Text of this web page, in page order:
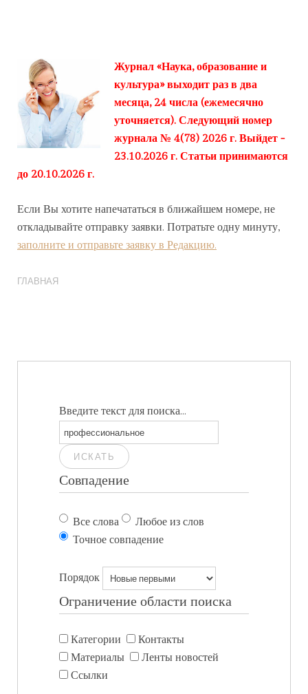
Журнал «Наука, образование и
культура» выходит раз в два
месяца, 24 числа (ежемесячно
уточняется). Следующий номер
журнала № 4(78) 2026 г. Выйдет -
23.10.2026 г. Статьи принимаются
до 20.10.2026 г.
Если Вы хотите напечататься в ближайшем номере, не
откладывайте отправку заявки. Потратьте одну минуту,
заполните и отправьте заявку в Редакцию.
ГЛАВНАЯ
Введите текст для поиска...
ИСКАТЬ
Совпадение
Все слова
Любое из слов
Точное совпадение
Порядок
Ограничение области поиска
Категории
Контакты
Материалы
Ленты новостей
Ссылки